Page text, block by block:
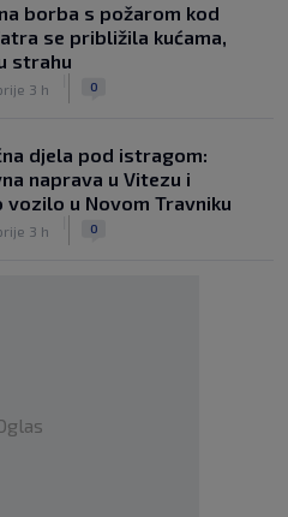
borba s požarom kod
se približila kućama,
strahu
3 h 0
djela pod istragom:
naprava u Vitezu i
vozilo u Novom Travniku
3 h 0